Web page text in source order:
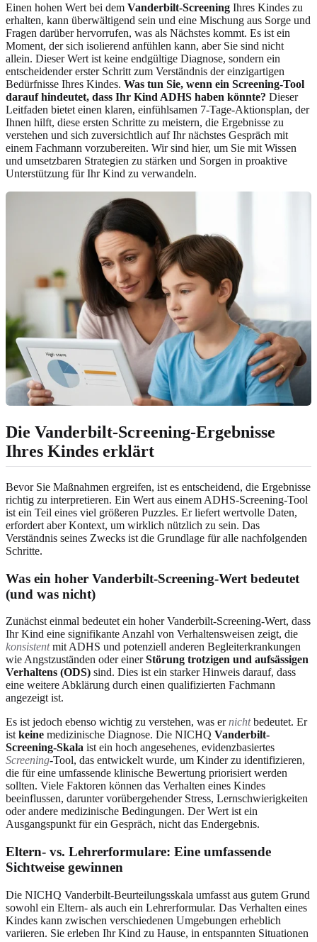
Einen hohen Wert bei dem Vanderbilt-Screening Ihres Kindes zu
erhalten, kann überwältigend sein und eine Mischung aus Sorge und
Fragen darüber hervorrufen, was als Nächstes kommt. Es ist ein
Moment, der sich isolierend anfühlen kann, aber Sie sind nicht
allein. Dieser Wert ist keine endgültige Diagnose, sondern ein
entscheidender erster Schritt zum Verständnis der einzigartigen
Bedürfnisse Ihres Kindes. Was tun Sie, wenn ein Screening-Tool
darauf hindeutet, dass Ihr Kind ADHS haben könnte? Dieser
Leitfaden bietet einen klaren, einfühlsamen 7-Tage-Aktionsplan, der
Ihnen hilft, diese ersten Schritte zu meistern, die Ergebnisse zu
verstehen und sich zuversichtlich auf Ihr nächstes Gespräch mit
einem Fachmann vorzubereiten. Wir sind hier, um Sie mit Wissen
und umsetzbaren Strategien zu stärken und Sorgen in proaktive
Unterstützung für Ihr Kind zu verwandeln.
Die Vanderbilt-Screening-Ergebnisse
Ihres Kindes erklärt
Bevor Sie Maßnahmen ergreifen, ist es entscheidend, die Ergebnisse
richtig zu interpretieren. Ein Wert aus einem ADHS-Screening-Tool
ist ein Teil eines viel größeren Puzzles. Er liefert wertvolle Daten,
erfordert aber Kontext, um wirklich nützlich zu sein. Das
Verständnis seines Zwecks ist die Grundlage für alle nachfolgenden
Schritte.
Was ein hoher Vanderbilt-Screening-Wert bedeutet
(und was nicht)
Zunächst einmal bedeutet ein hoher Vanderbilt-Screening-Wert, dass
Ihr Kind eine signifikante Anzahl von Verhaltensweisen zeigt, die
konsistentmit ADHS und potenziell anderen Begleiterkrankungen
wie Angstzuständen oder einerStörung trotzigen und aufsässigen
Verhaltens (ODS) sind. Dies ist ein starker Hinweis darauf, dass
eine weitere Abklärung durch einen qualifizierten Fachmann
angezeigt ist.
Es ist jedoch ebenso wichtig zu verstehen, was ernichtbedeutet. Er
istkeine medizinische Diagnose. Die NICHQ Vanderbilt-
Screening-Skala ist ein hoch angesehenes, evidenzbasiertes
Screening-Tool, das entwickelt wurde, um Kinder zu identifizieren,
die für eine umfassende klinische Bewertung priorisiert werden
sollten. Viele Faktoren können das Verhalten eines Kindes
beeinflussen, darunter vorübergehender Stress, Lernschwierigkeiten
oder andere medizinische Bedingungen. Der Wert ist ein
Ausgangspunkt für ein Gespräch, nicht das Endergebnis.
Eltern- vs. Lehrerformulare: Eine umfassende
Sichtweise gewinnen
Die NICHQ Vanderbilt-Beurteilungsskala umfasst aus gutem Grund
sowohl ein Eltern- als auch ein Lehrerformular. Das Verhalten eines
Kindes kann zwischen verschiedenen Umgebungen erheblich
variieren. Sie erleben Ihr Kind zu Hause, in entspannten Situationen